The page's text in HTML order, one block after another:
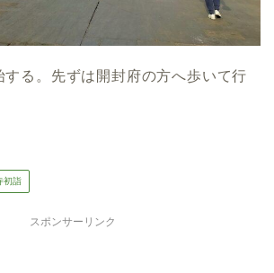
する。先ずは開封府の方へ歩いて行
初詣
スポンサーリンク